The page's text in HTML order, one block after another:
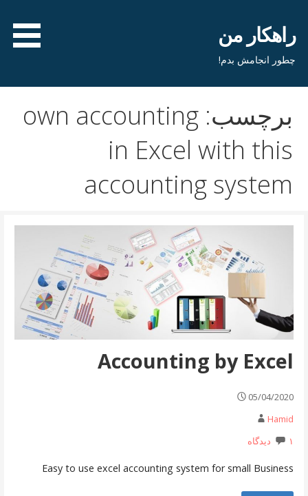
محتواراهکار من
چطور انجامش بدم!
برچسب: own accounting
in Excel with this
accounting system
Accounting by Excel
05/04/2020
Hamid
۱ دیدگاه
Easy to use excel accounting system for small Business